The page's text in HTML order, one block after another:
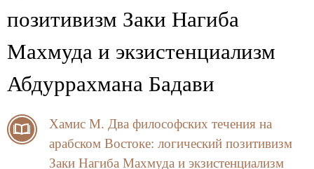
позитивизм Заки Нагиба
Махмуда и экзистенциализм
Абдуррахмана Бадави
Хамис М. Два философских течения на
арабском Востоке: логический позитивизм
Заки Нагиба Махмуда и экзистенциализм